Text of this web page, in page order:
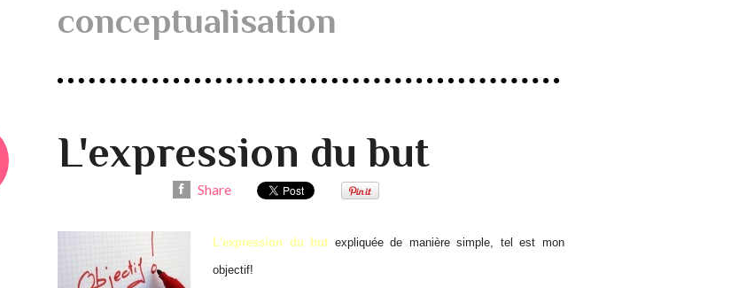
conceptualisation
L'expression du but
Share
L'expression du but expliquée de manière simple, tel est mon
objectif!